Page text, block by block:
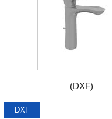
(DXF)
DXF